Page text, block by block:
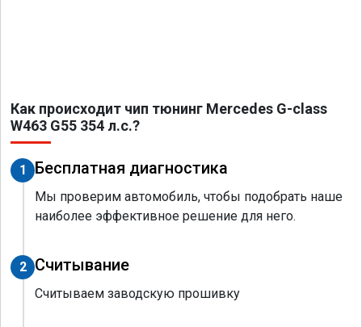
Как происходит чип тюнинг Mercedes G-class
W463 G55 354 л.с.?
1 Бесплатная диагностика
Мы проверим автомобиль, чтобы подобрать наше
наиболее эффективное решение для него.
2 Считывание
Считываем заводскую прошивку